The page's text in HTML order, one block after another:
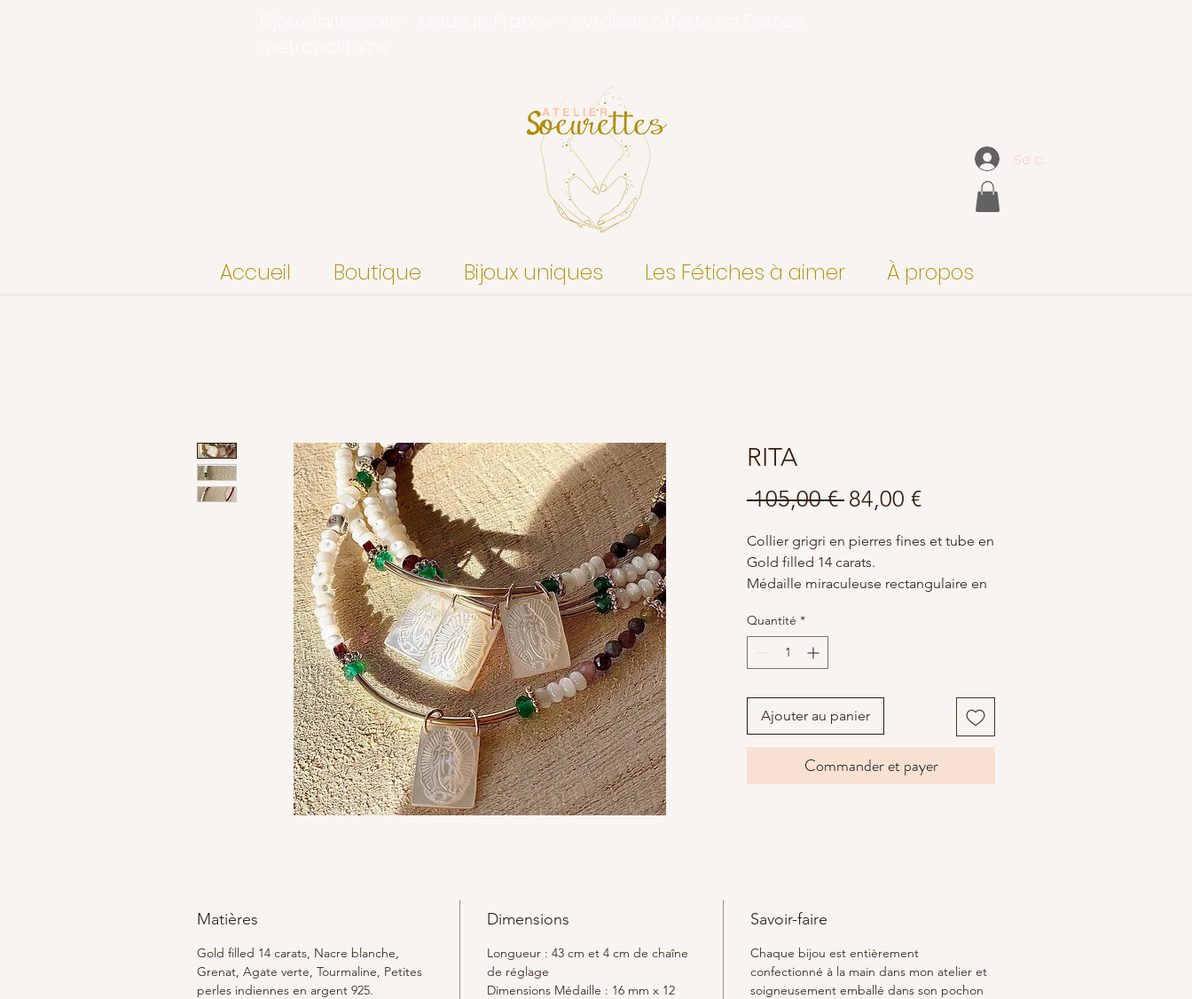
Se connecter
Accueil Boutique Bijoux uniques Les Fétiches à aimer À propos
RITA
105,00 € Prix
84,00 €Prix
Collier grigri en pierres fines et tube en
Gold filled 14 carats.
Médaille miraculeuse rectangulaire en
Vierge de Guadalupe originaire du
Mexique.
Quantité *
Ajouter au panier
Commander et payer
Matières
Gold filled 14 carats, Nacre blanche,
Grenat, Agate verte, Tourmaline, Petites
perles indiennes en argent 925.
Dimensions
Longueur : 43 cm et 4 cm de chaîne
de réglage
Dimensions Médaille : 16 mm x 12
Savoir-faire
Chaque bijou est entièrement
confectionné à la main dans mon atelier et
soigneusement emballé dans son pochon